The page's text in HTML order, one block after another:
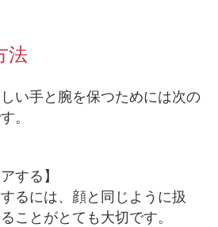
法
い手と腕を保つためには次の
。
する】
るには、顔と同じように扱
ことがとても大切です。